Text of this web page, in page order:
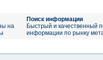
на
Поиск информации
Быстрый и качественный
информации по рынку